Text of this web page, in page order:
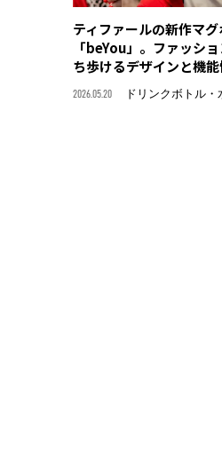
ティファールの新作マ
「beYou」。ファッシ
ち歩けるデザインと機
2026.05.20 ドリンクボトル・